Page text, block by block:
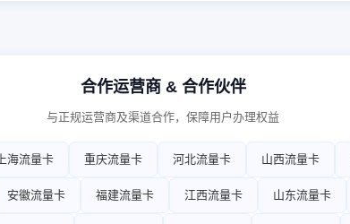
合作运营商 & 合作伙伴
与正规运营商及渠道合作，保障用户办理权益
上海流量卡 重庆流量卡 河北流量卡 山西流量卡
安徽流量卡 福建流量卡 江西流量卡 山东流量卡